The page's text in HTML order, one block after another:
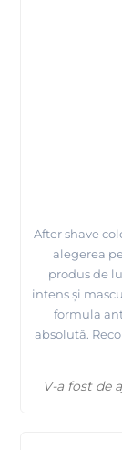
After shave
alegerea
produs de
intens și
formula
absolută.
V-a fost de